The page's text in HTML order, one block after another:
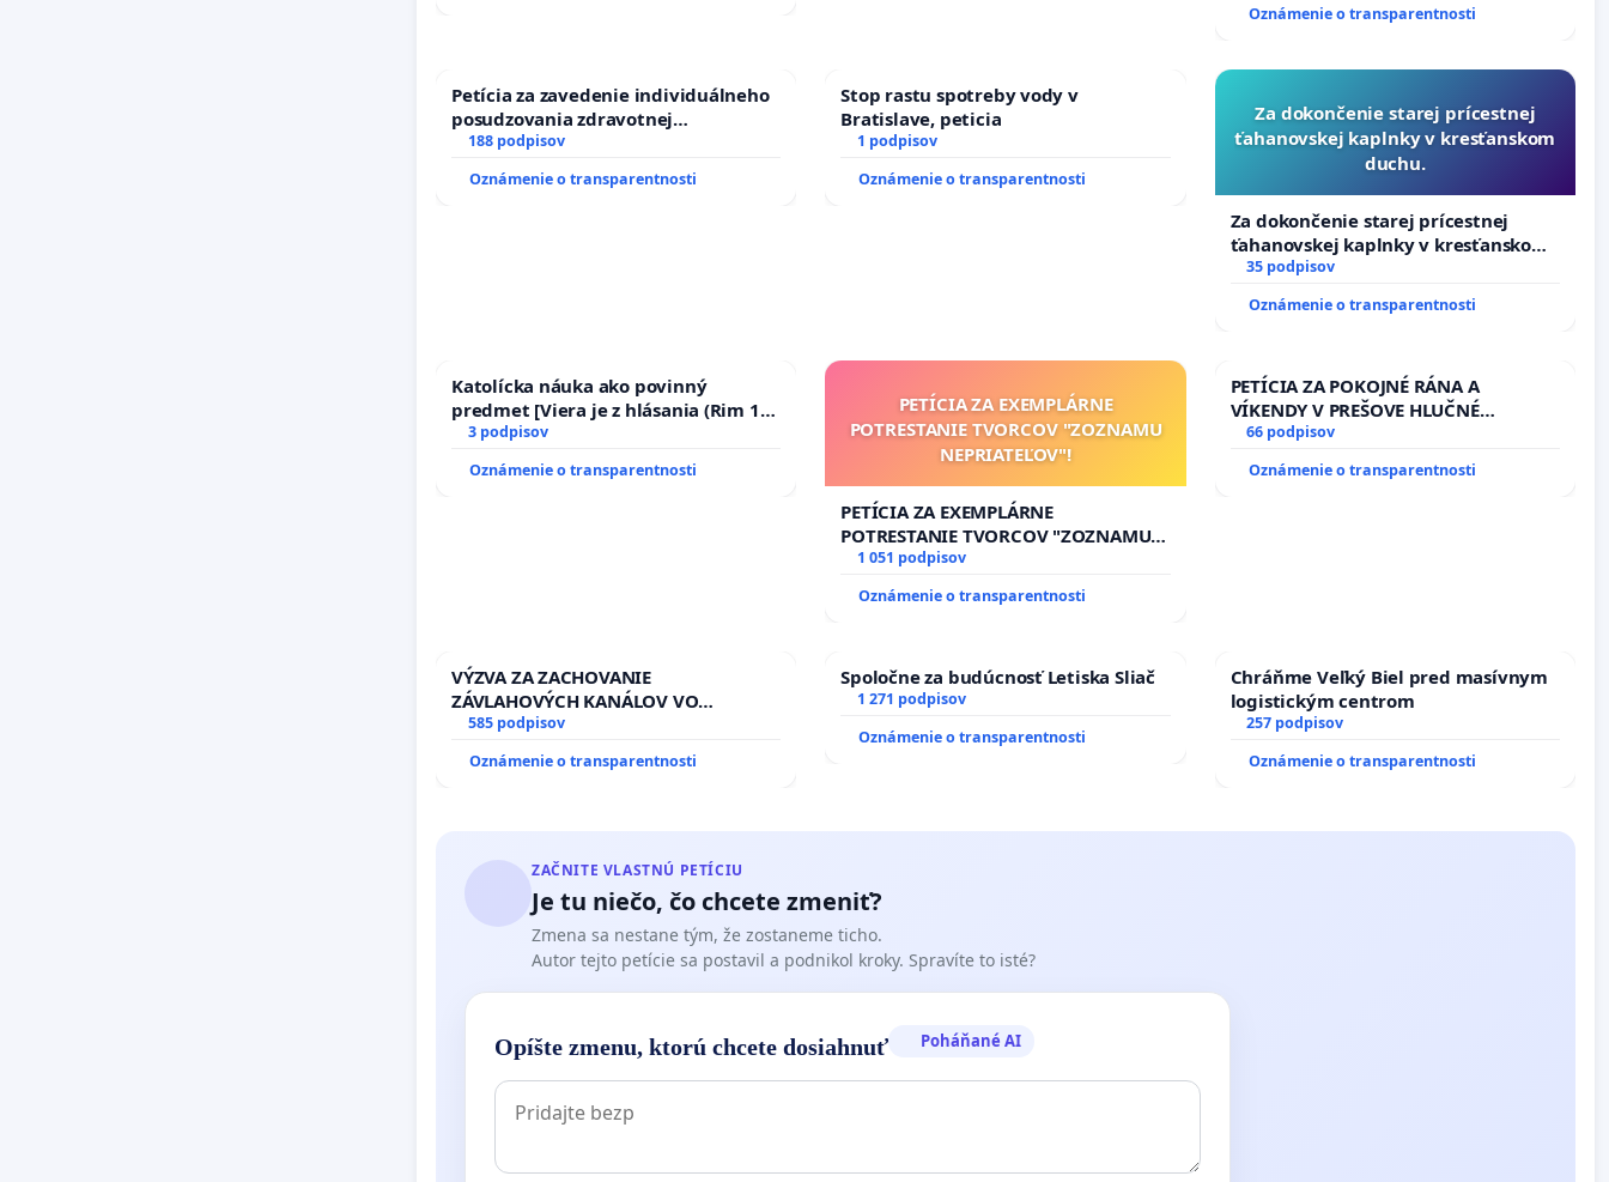
Oznámenie o transparentnosti
Petícia za zavedenie individuálneho
posudzovania zdravotnej
spôsobilosti osôb s diabetom 1. a 2.
zboru SR
188 podpisov
Oznámenie o transparentnosti
Stop rastu spotreby vody v
Bratislave, peticia
1 podpisov
Oznámenie o transparentnosti
Za dokončenie starej prícestnej
ťahanovskej kaplnky v kresťanskom
duchu.
Za dokončenie starej prícestnej
ťahanovskej kaplnky v kresťanskom
duchu.
35 podpisov
Oznámenie o transparentnosti
Katolícka náuka ako povinný
predmet [Viera je z hlásania (Rim 10,
17)]
3 podpisov
Oznámenie o transparentnosti
PETÍCIA ZA EXEMPLÁRNE
POTRESTANIE TVORCOV "ZOZNAMU
NEPRIATEĽOV"!
PETÍCIA ZA EXEMPLÁRNE
POTRESTANIE TVORCOV "ZOZNAMU
NEPRIATEĽOV"!
1 051 podpisov
Oznámenie o transparentnosti
PETÍCIA ZA POKOJNÉ RÁNA A
VÍKENDY V PREŠOVE HLUČNÉ
STAVEBNÉ PRÁCE V SOBOTU LEN OD
TÝŽDEŇ CIEĽ 8.00 – 18.00 HOD. A
66 podpisov
Oznámenie o transparentnosti
VÝZVA ZA ZACHOVANIE
ZÁVLAHOVÝCH KANÁLOV VO
VÝLUČNOM VLASTNÍCTVE A POD
& žiadosť na riešenie zanedbaného
585 podpisov
Oznámenie o transparentnosti
Spoločne za budúcnosť Letiska Sliač
1 271 podpisov
Oznámenie o transparentnosti
Chráňme Veľký Biel pred masívnym
logistickým centrom
257 podpisov
Oznámenie o transparentnosti
ZAČNITE VLASTNÚ PETÍCIU
Je tu niečo, čo chcete zmeniť?
Zmena sa nestane tým, že zostaneme ticho.
Autor tejto petície sa postavil a podnikol kroky. Spravíte to isté?
Opíšte zmenu, ktorú chcete dosiahnuť Poháňané AI